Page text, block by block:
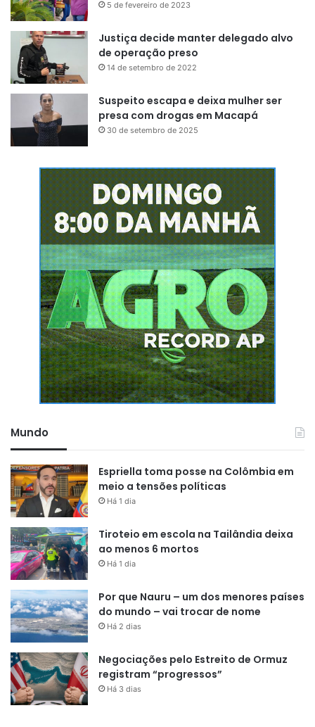
5 de fevereiro de 2023
Justiça decide manter delegado alvo
de operação preso
14 de setembro de 2022
Suspeito escapa e deixa mulher ser
presa com drogas em Macapá
30 de setembro de 2025
Mundo
Espriella toma posse na Colômbia em
meio a tensões políticas
Há 1 dia
Tiroteio em escola na Tailândia deixa
ao menos 6 mortos
Há 1 dia
Por que Nauru – um dos menores países
do mundo – vai trocar de nome
Há 2 dias
Negociações pelo Estreito de Ormuz
registram “progressos”
Há 3 dias